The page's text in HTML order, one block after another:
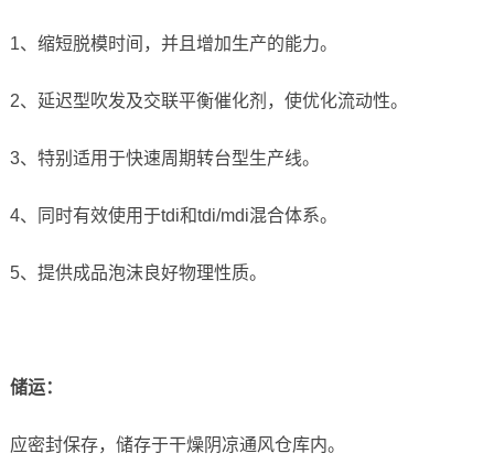
1、缩短脱模时间，并且增加生产的能力。
2、延迟型吹发及交联平衡催化剂，使优化流动性。
3、特别适用于快速周期转台型生产线。
4、同时有效使用于tdi和tdi/mdi混合体系。
5、提供成品泡沫良好物理性质。
储运：
应密封保存，储存于干燥阴凉通风仓库内。